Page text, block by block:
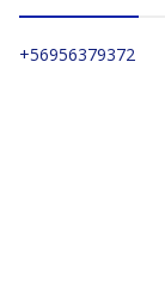
+56956379372